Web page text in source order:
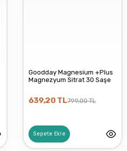
Goodday Magnesium +Plus
Magnezyum Sitrat 30 Saşe
639,20 TL799,00 TL
Sepete Ekle